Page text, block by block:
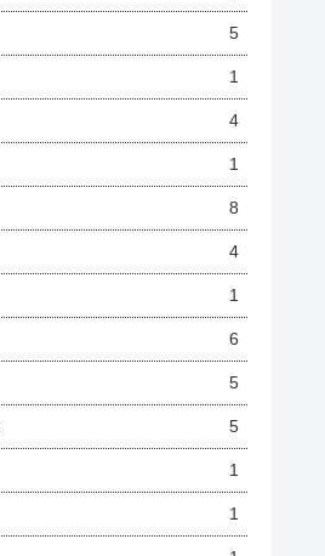
5
1
4
1
8
4
1
6
5
5
1
1